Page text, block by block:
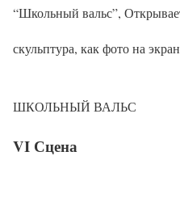
“Школьный вальс”,
скульптура, как фото на
ШКОЛЬНЫЙ ВАЛЬС
VI Сцена